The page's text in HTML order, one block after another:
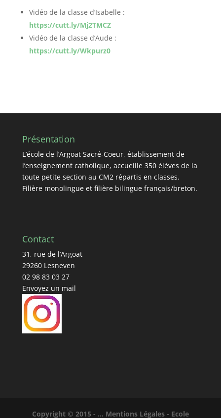
Vidéo de la classe d’Isabelle :
https://cutt.ly/Mj2TMCZ
Vidéo de la classe d’Aude :
https://cutt.ly/Wkpurz0
Présentation
L’école de l’Argoat Sacré-Coeur, établissement de
l’enseignement catholique, accueille 350 élèves de la
toute petite section au CM2 répartis en classes.
Filière monolingue et filière bilingue français/breton.
Contact
31, rue de l’Argoat
29260 Lesneven
02 98 83 03 27
Envoyez un mail
Copyright © 2015 - ... Mentions Légales - Ecole